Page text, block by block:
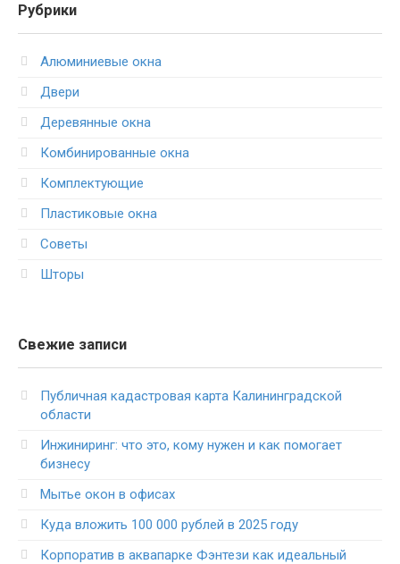
Рубрики
Алюминиевые окна
Двери
Деревянные окна
Комбинированные окна
Комплектующие
Пластиковые окна
Советы
Шторы
Свежие записи
Публичная кадастровая карта Калининградской
области
Инжиниринг: что это, кому нужен и как помогает
бизнесу
Мытье окон в офисах
Куда вложить 100 000 рублей в 2025 году
Корпоратив в аквапарке Фэнтези как идеальный